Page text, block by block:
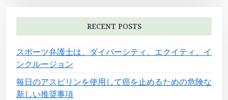
RECENT POSTS
スポーツ弁護士は、ダイバーシティ、エクイティ、イ
ンクルージョン
毎日のアスピリンを使用して癌を止めるための危険な
新しい推奨事項